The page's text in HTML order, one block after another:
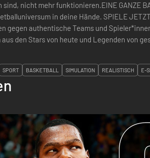
sind, nicht mehr funktionieren.EINE GANZE
in deine Hände. SPIELE
gegen authentische Teams und
den Stars von heute und Legenden von
SPORT BASKETBALL SIMULATION REALISTISCH E-